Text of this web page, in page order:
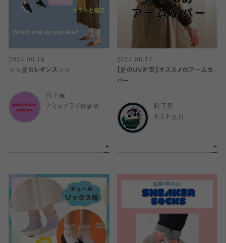
2024.06.18
☆☆夏のレギンス☆☆
靴下屋
アミュプラザ博多店
2024.06.17
【夏のUV対策】オススメのアームカ
バー
靴下屋
ルミネ立川